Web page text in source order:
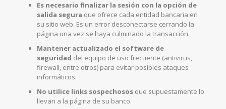
Es necesario finalizar la sesión con la opción de
salida segura que ofrece cada entidad bancaria en
su sitio web. Es un error desconectarse cerrando la
página una vez se haya culminado la transacción.
Mantener actualizado el software de
seguridad del equipo de uso frecuente (antivirus,
firewall, entre otros) para evitar posibles ataques
informáticos.
No utilice links sospechosos que supuestamente lo
llevan a la página de su banco.